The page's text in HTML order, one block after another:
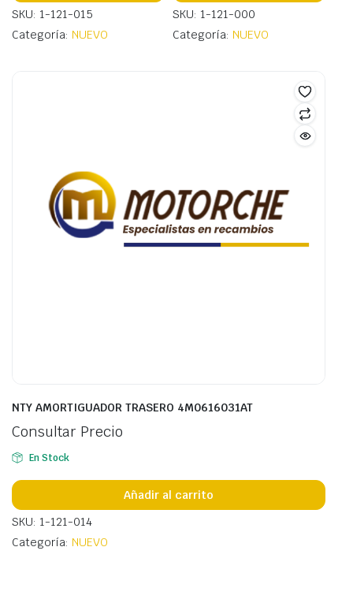
SKU: 1-121-015
Categoría: NUEVO
SKU: 1-121-000
Categoría: NUEVO
NTY AMORTIGUADOR TRASERO 4M0616031AT
Consultar Precio
En Stock
Añadir al carrito
SKU: 1-121-014
Categoría: NUEVO